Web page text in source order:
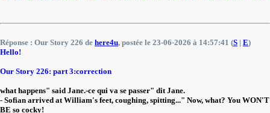
Réponse : Our Story 226 de here4u, postée le 23-06-2026 à 14:57:41 (S | E)
Hello!
Our Story 226: part 3:correction
what happens" said Jane.-ce qui va se passer" dit Jane.
- Sofian arrived at William's feet, coughing, spitting..." Now, what? You WON'T
BE so cocky!